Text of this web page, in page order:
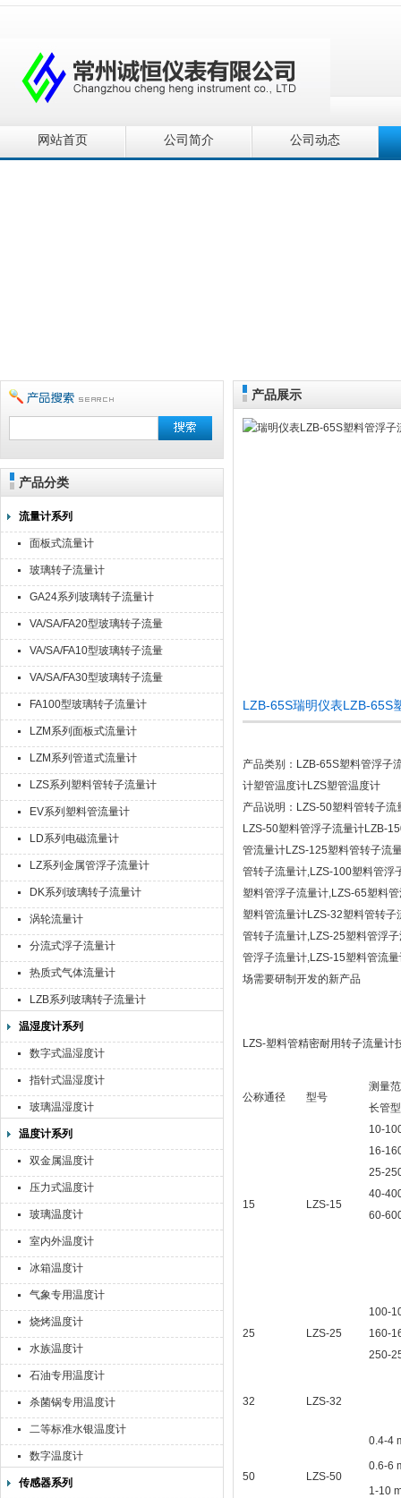
网站首页 公司简介 公司动态
产品分类
流量计系列
面板式流量计
玻璃转子流量计
GA24系列玻璃转子流量计
VA/SA/FA20型玻璃转子流量
计
VA/SA/FA10型玻璃转子流量
计
VA/SA/FA30型玻璃转子流量
计
FA100型玻璃转子流量计
LZM系列面板式流量计
LZM系列管道式流量计
LZS系列塑料管转子流量计
EV系列塑料管流量计
LD系列电磁流量计
LZ系列金属管浮子流量计
DK系列玻璃转子流量计
涡轮流量计
分流式浮子流量计
热质式气体流量计
LZB系列玻璃转子流量计
温湿度计系列
数字式温湿度计
指针式温湿度计
玻璃温湿度计
温度计系列
双金属温度计
压力式温度计
玻璃温度计
室内外温度计
冰箱温度计
气象专用温度计
烧烤温度计
水族温度计
石油专用温度计
杀菌锅专用温度计
二等标准水银温度计
数字温度计
传感器系列
产品展示
LZB-65S瑞明仪表LZB-65S
产品类别：LZB-65S塑料管浮子
计塑管温度计LZS塑管温度计
产品说明：LZS-50塑料管转子流
LZS-50塑料管浮子流量计LZB-
管流量计LZS-125塑料管转子流
管转子流量计,LZS-100塑料管浮
塑料管浮子流量计,LZS-65塑料
塑料管流量计LZS-32塑料管转
管转子流量计,LZS-25塑料管浮
管浮子流量计,LZS-15塑料管流
场需要研制开发的新产品
LZS-塑料管精密耐用转子流量计
公称通径 型号
测量
长管型
15 LZS-15
10-
16-
25-
40-
60-
25 LZS-25
100-
160-
250-
32 LZS-32
50 LZS-50
0.4-4
0.6-6
1-10